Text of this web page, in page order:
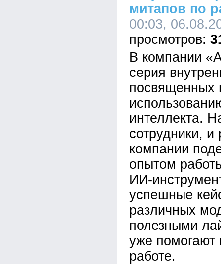
митапов по
00:03,
В компании
серия
посвященных
интеллекта.
сотрудники, и
компании
опытом
ИИ-
успешные
различных
полезными
уже помогают
работе.